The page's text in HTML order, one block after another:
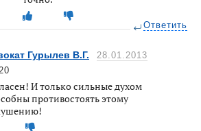
Ответить
Гурылев В.Г.
28.01.2013
И только сильные духом
противостоять этому